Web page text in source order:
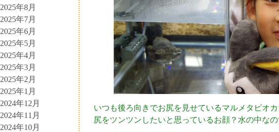
2025年8月
2025年7月
2025年6月
2025年5月
2025年4月
2025年3月
2025年2月
2025年1月
2024年12月
2024年11月
2024年10月
いつも後ろ向きでお尻を見せているマルメタピオ
尻をツンツンしたいと思っているお顔？水の中なの